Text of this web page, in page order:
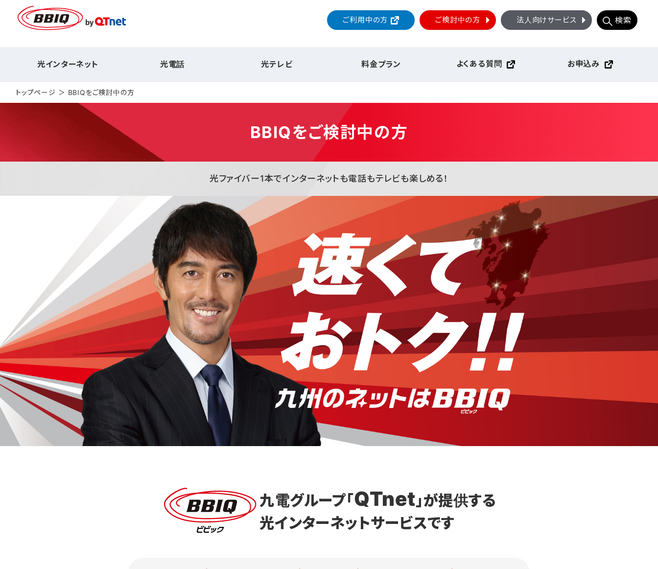
ご利用中の方 ご検討中の方 法人向けサービス 検索
光インターネット 光電話 光テレビ 料金プラン よくある質問 お申込み
トップページ BBIQをご検討中の方
BBIQをご検討中の方
光ファイバー1本でインターネットも電話もテレビも楽しめる！
九電グループ「QTnet」が提供する
光インターネットサービスです